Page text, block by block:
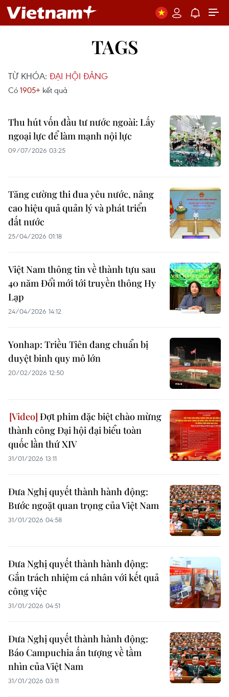
TAGS
TỪ KHÓA: ĐẠI HỘI ĐẢNG
Có 1905+ kết quả
Thu hút vốn đầu tư nước ngoài: Lấy
ngoại lực để làm mạnh nội lực
09/07/2026 03:25
Tăng cường thi đua yêu nước, nâng
cao hiệu quả quản lý và phát triển
đất nước
25/04/2026 01:18
Việt Nam thông tin về thành tựu sau
40 năm Đổi mới tới truyền thông Hy
Lạp
24/04/2026 14:12
Yonhap: Triều Tiên đang chuẩn bị
duyệt binh quy mô lớn
20/02/2026 12:50
Đợt phim đặc biệt chào mừng
thành công Đại hội đại biểu toàn
quốc lần thứ XIV
31/01/2026 13:11
Đưa Nghị quyết thành hành động:
Bước ngoặt quan trọng của Việt Nam
31/01/2026 04:58
Đưa Nghị quyết thành hành động:
Gắn trách nhiệm cá nhân với kết quả
công việc
31/01/2026 04:51
Đưa Nghị quyết thành hành động:
Báo Campuchia ấn tượng về tầm
nhìn của Việt Nam
31/01/2026 03:11